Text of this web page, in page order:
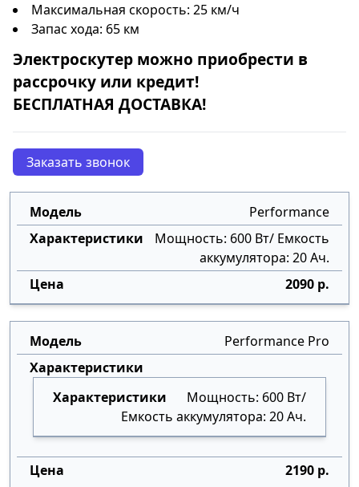
Максимальная скорость: 25 км/ч
Запас хода: 65 км
Электроскутер можно приобрести в
рассрочку или кредит!
БЕСПЛАТНАЯ ДОСТАВКА!
Заказать звонок
Performance
Мощность: 600 Вт/ Емкость
аккумулятора: 20 Ач.
2090 р.
Performance Pro
Мощность: 600 Вт/
Емкость аккумулятора: 20 Ач.
2190 р.